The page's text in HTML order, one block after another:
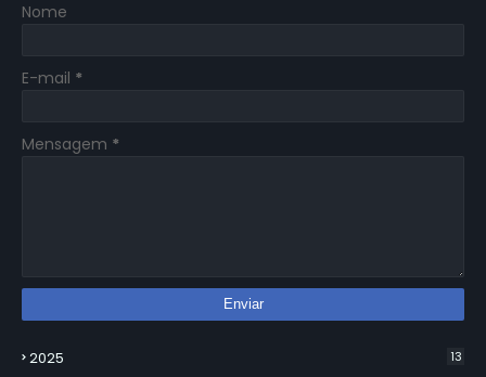
Nome
E-mail *
Mensagem *
2025 13